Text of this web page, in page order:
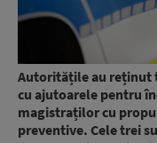
Autoritățile au reținut
cu ajutoarele pentru
magistraților cu
preventive. Cele trei